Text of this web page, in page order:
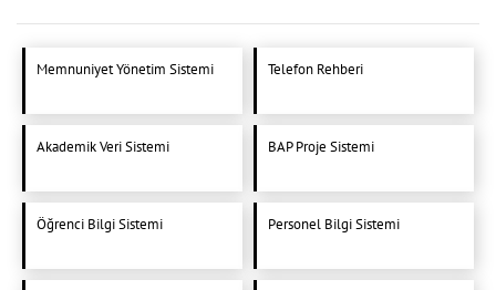
Memnuniyet Yönetim Sistemi Telefon Rehberi
Akademik Veri Sistemi BAP Proje Sistemi
Öğrenci Bilgi Sistemi Personel Bilgi Sistemi